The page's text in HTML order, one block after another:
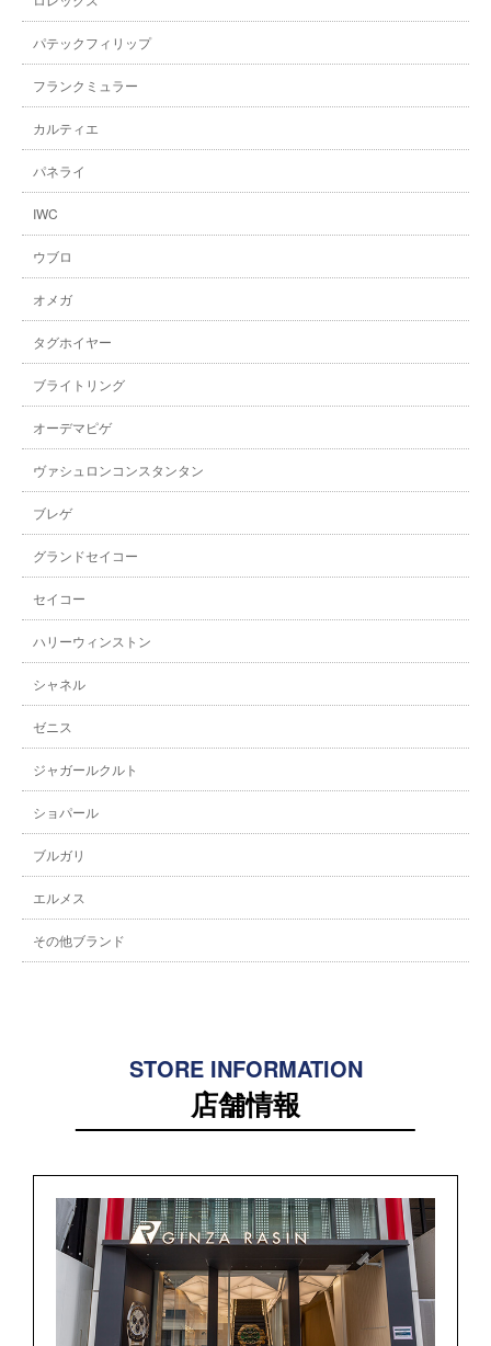
パテックフィリップ
フランクミュラー
カルティエ
パネライ
IWC
ウブロ
オメガ
タグホイヤー
ブライトリング
オーデマピゲ
ヴァシュロンコンスタンタン
ブレゲ
グランドセイコー
セイコー
ハリーウィンストン
シャネル
ゼニス
ジャガールクルト
ショパール
ブルガリ
エルメス
その他ブランド
STORE INFORMATION
店舗情報